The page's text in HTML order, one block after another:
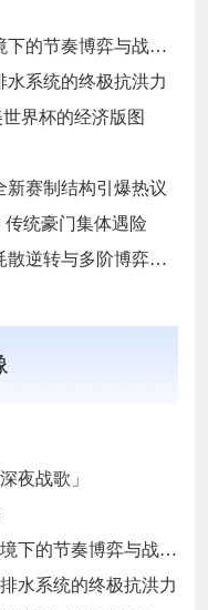
跨洲附加赛的气候变量：极端环境下的节奏博弈与战术自适应
水系统的终极抗洪力
界杯的经济版图
新赛制结构引爆热议
传统豪门集体遇险
**七冠熵核：世界杯夺冠的体能耗散逆转与多阶博弈论**
夜战歌」
节奏博弈与战术自适应
水系统的终极抗洪力